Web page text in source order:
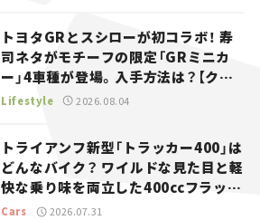
トヨタGRとスシローが初コラボ！ 寿
司ネタがモチーフの限定「GRミニカ
ー」4車種が登場。入手方法は？【クル
マとホビー】
Lifestyle 2026.08.04
トライアンフ新型「トラッカー400」は
どんなバイク？ ワイルドな見た目と軽
快な乗り味を両立した400ccフラット
トラッカー【試乗レビュー】
Cars 2026.07.31